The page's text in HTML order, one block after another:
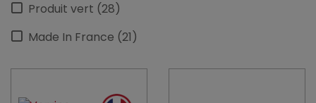
Produit vert (28)
Made In France (21)